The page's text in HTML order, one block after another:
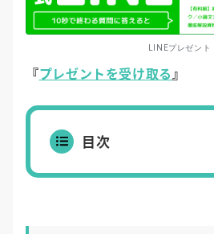
LINEプレゼント
『プレゼントを受け取る』
目次